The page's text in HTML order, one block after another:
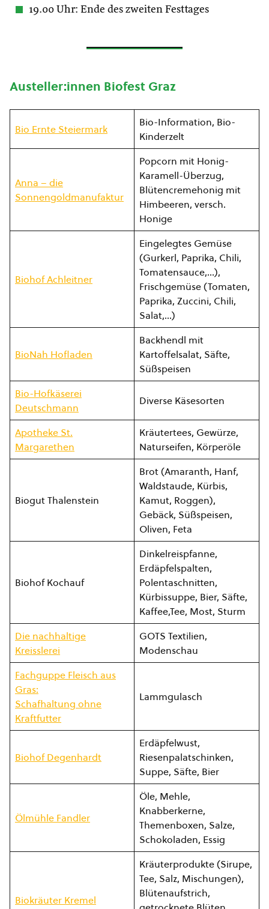
19.00 Uhr: Ende des zweiten Festtages
Austeller:innen Biofest Graz
Bio Ernte Steiermark
Bio-Information, Bio-
Kinderzelt
Anna – die
Sonnengoldmanufaktur
Popcorn mit Honig-
Karamell-Überzug,
Blütencremehonig mit
Himbeeren, versch.
Honige
Biohof Achleitner
Eingelegtes Gemüse
(Gurkerl, Paprika, Chili,
Tomatensauce,…),
Frischgemüse (Tomaten,
Paprika, Zuccini, Chili,
Salat,…)
BioNah Hofladen
Backhendl mit
Kartoffelsalat, Säfte,
Süßspeisen
Bio-Hofkäserei
Deutschmann
Diverse Käsesorten
Apotheke St.
Margarethen
Kräutertees, Gewürze,
Naturseifen, Körperöle
Biogut Thalenstein
Brot (Amaranth, Hanf,
Waldstaude, Kürbis,
Kamut, Roggen),
Gebäck, Süßspeisen,
Oliven, Feta
Biohof Kochauf
Dinkelreispfanne,
Erdäpfelspalten,
Polentaschnitten,
Kürbissuppe, Bier, Säfte,
Kaffee,Tee, Most, Sturm
Die nachhaltige
Kreisslerei
GOTS Textilien,
Modenschau
Fachguppe Fleisch aus
Gras:
Schafhaltung ohne
Kraftfutter
Lammgulasch
Biohof Degenhardt
Erdäpfelwust,
Riesenpalatschinken,
Suppe, Säfte, Bier
Ölmühle Fandler
Öle, Mehle,
Knabberkerne,
Themenboxen, Salze,
Schokoladen, Essig
Biokräuter Kremel
Kräuterprodukte (Sirupe,
Tee, Salz, Mischungen),
Blütenaufstrich,